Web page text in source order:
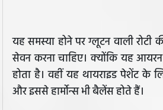
यह समस्या होने पर ग्लूटन वाली रोटी
सेवन करना चाहिए। क्योंकि यह
होता है। वहीं यह थायराइड पेशेंट के
और इससे हार्मोन्स भी बैलेंस होते हैं।